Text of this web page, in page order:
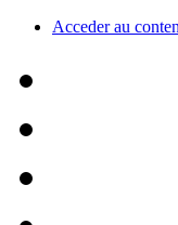
Acceder au